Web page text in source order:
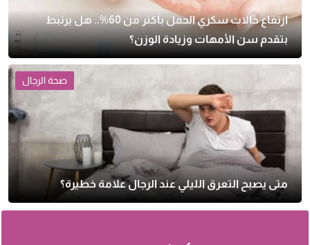
ارتفاع حالات سكري الحمل بأكثر من 60%.. هل يرتبط
بتقدم سن الأمهات وزيادة الوزن؟
صحة الرجال
متى يصبح التعرق الليلي عند الرجال علامة خطيرة؟